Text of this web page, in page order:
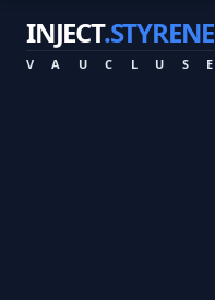
INJECT.STYRENE
V A U C L U S E